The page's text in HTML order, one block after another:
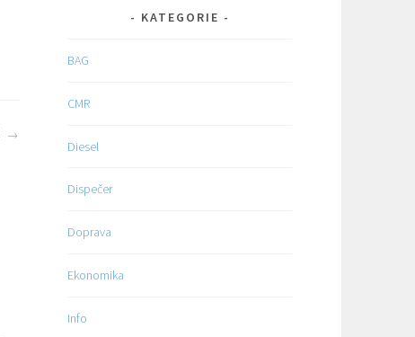
KATEGORIE
BAG
CMR
Diesel
Dispečer
Doprava
Ekonomika
Info